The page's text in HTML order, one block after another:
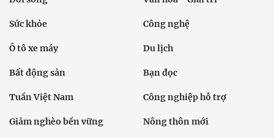
Sức khỏe Công nghệ
Ô tô xe máy Du lịch
Bất động sản Bạn đọc
Tuần Việt Nam Công nghiệp hỗ trợ
Giảm nghèo bền vững Nông thôn mới